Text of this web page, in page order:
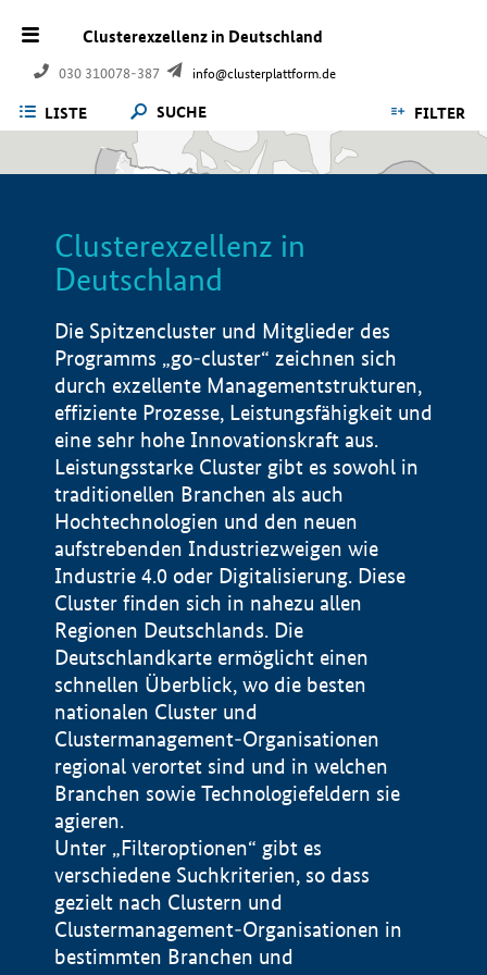
Clusterexzellenz in Deutschland
030 310078-387 info@clusterplattform.de
LISTE SUCHE FILTER
Clusterexzellenz in
Deutschland
Die Spitzencluster und Mitglieder des
Programms „go-cluster“ zeichnen sich
durch exzellente Managementstrukturen,
effiziente Prozesse, Leistungsfähigkeit und
eine sehr hohe Innovationskraft aus.
Leistungsstarke Cluster gibt es sowohl in
traditionellen Branchen als auch
Hochtechnologien und den neuen
aufstrebenden Industriezweigen wie
Industrie 4.0 oder Digitalisierung. Diese
Cluster finden sich in nahezu allen
Regionen Deutschlands. Die
Deutschlandkarte ermöglicht einen
schnellen Überblick, wo die besten
nationalen Cluster und
Clustermanagement-Organisationen
regional verortet sind und in welchen
Branchen sowie Technologiefeldern sie
agieren.
Unter „Filteroptionen“ gibt es
verschiedene Suchkriterien, so dass
gezielt nach Clustern und
Clustermanagement-Organisationen in
bestimmten Branchen und
Impressum
Datenschutzerklärung
BMWE, 2026 ©
100 km © Geobasis-DE / BKG 2015